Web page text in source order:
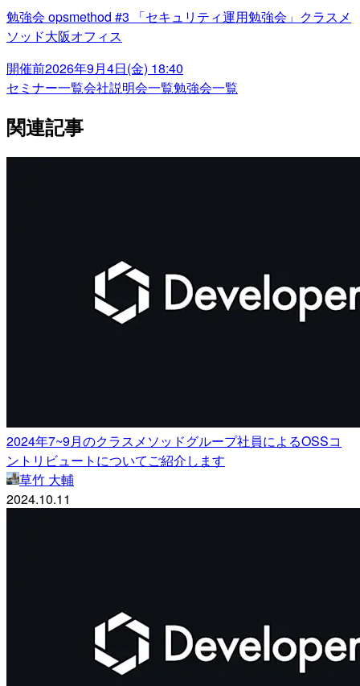
勉強会 opsmethod #3 「セキュリティ運用勉強会」クラスメ
ソッド大阪オフィス
開催前2026年9月4日(金) 18:40
セミナー一覧会社説明会一覧勉強会一覧
関連記事
2024年7~9月のクラスメソッドグループ社員によるOSSコ
ントリビュートについてご紹介します
草竹 大輔
2024.10.11